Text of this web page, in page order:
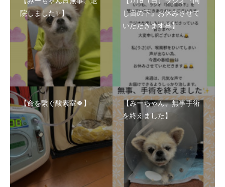
院しました✨】
じ宙の下』お休みさせて
いただきます🙇】
【命を繋ぐ酸素室🍀】
【みーちゃん、無事手術
を終えました】